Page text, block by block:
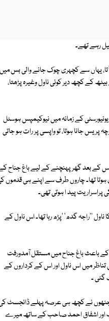
آتا، یہاں سے کچہری چوک جانے والی بس میں
کے کچھ دیر کوئی ناول وغیرہ پڑھتا،
کے زمانہ میں نیوکیمپس ہوسٹل
پریس جانا ہوتا، تو واپسی پر رات ہو جاتی
اس کے بعد گھر پہنچنے کے لیے باغ جناح
ہوتا تھا۔ چاروں طرف سے اپنے ہی قدموں
پید ا ہوتی تھی۔
''راجہ گدھ' 'پڑھ رہا تھا۔ اس ناول کے
قائداعظم لائبریری کے باعث باغ جناح میں مستقل آمدورفت
میں اس ناول اور اس کے کرداروں کے
گئی ۔
، جنھوں نے کچھ ہی عرصہ پہلے ڈائجسٹ
اور اشفاق احمد صاحب کے ساتھ میرے